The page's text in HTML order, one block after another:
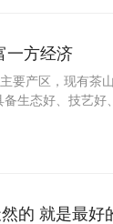
一方经济
要产区，现有茶
备生态好、技艺
的 就是最好